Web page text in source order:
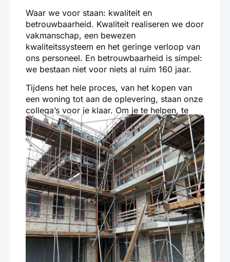
Waar we voor staan: kwaliteit en
betrouwbaarheid. Kwaliteit realiseren we door
vakmanschap, een bewezen
kwaliteitssysteem en het geringe verloop van
ons personeel. En betrouwbaarheid is simpel:
we bestaan niet voor niets al ruim 160 jaar.
Tijdens het hele proces, van het kopen van
een woning tot aan de oplevering, staan onze
collega’s voor je klaar. Om je te helpen, te
adviseren en te begeleiden.